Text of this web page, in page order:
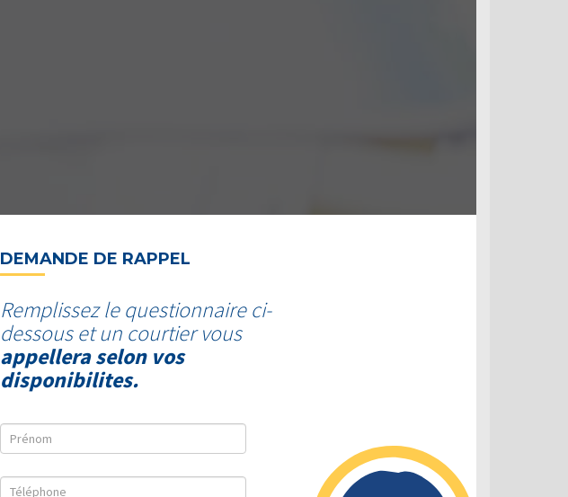
DEMANDE DE RAPPEL
Remplissez le questionnaire ci-
dessous et un courtier vous
appellera selon vos
disponibilites.